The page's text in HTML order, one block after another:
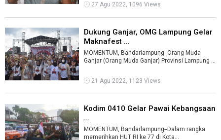
27 Agu 2022, 1096 Views
Dukung Ganjar, OMG Lampung Gelar
Maknafest ...
MOMENTUM, Bandarlampung--Orang Muda
Ganjar (Orang Muda Ganjar) Provinsi Lampung
21 Agu 2022, 1123 Views
Kodim 0410 Gelar Pawai Kebangsaan
...
MOMENTUM, Bandarlampung--Dalam rangka
memerihkan HUT RI ke 77 di Kota